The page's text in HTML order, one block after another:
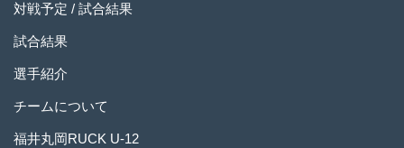
対戦予定 / 試合結果
試合結果
選手紹介
チームについて
福井丸岡RUCK U-12